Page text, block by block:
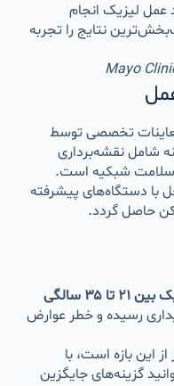
عمل لیزیک انجام
نتایج را تجربه
Mayo
تخصصی توسط
شامل نقشه‌برداری
سلامت شبکیه است.
با دستگاه‌های پیشرفته
حاصل گردد.
۳۵ سالگی
رسیده و خطر عوارض
این بازه است، با
گزینه‌های جایگزین